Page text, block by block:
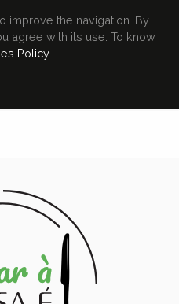
improve the navigation. By
agree with its use. To know
Policy.